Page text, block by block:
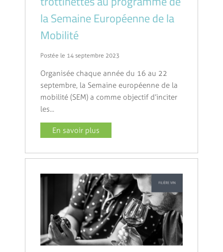
la Semaine Européenne de la
Mobilité
Postée le 14 septembre 2023
Organisée chaque année du 16 au 22
septembre, la Semaine européenne de la
mobilité (SEM) a comme objectif d’inciter
les...
En savoir plus